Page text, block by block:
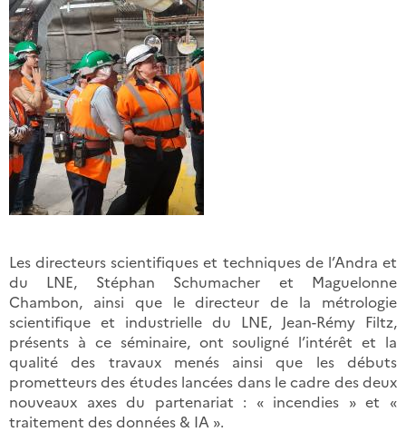
Les directeurs scientifiques et techniques de l’Andra et
du LNE, Stéphan Schumacher et Maguelonne
Chambon, ainsi que le directeur de la métrologie
scientifique et industrielle du LNE, Jean-Rémy Filtz,
présents à ce séminaire, ont souligné l’intérêt et la
qualité des travaux menés ainsi que les débuts
prometteurs des études lancées dans le cadre des deux
nouveaux axes du partenariat : « incendies » et «
traitement des données & IA ».